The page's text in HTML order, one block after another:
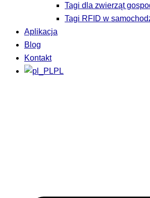
Tagi dla zwierząt
Tagi RFID w
Aplikacja
Blog
Kontakt
PL